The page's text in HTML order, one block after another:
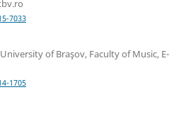
7033
of Braşov, Faculty of Music, E-
1705